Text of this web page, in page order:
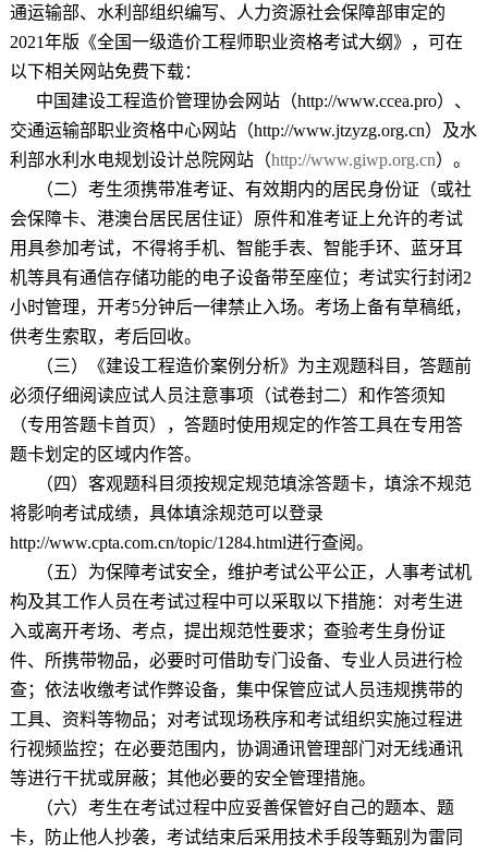
通运输部、水利部组织编写、人力资源社会保障部审定的
2021年版《全国一级造价工程师职业资格考试大纲》，可在
以下相关网站免费下载：
中国建设工程造价管理协会网站（http://www.ccea.pro）、
交通运输部职业资格中心网站（http://www.jtzyzg.org.cn）及水
利部水利水电规划设计总院网站（http://www.giwp.org.cn）。
（二）考生须携带准考证、有效期内的居民身份证（或社
会保障卡、港澳台居民居住证）原件和准考证上允许的考试
用具参加考试，不得将手机、智能手表、智能手环、蓝牙耳
机等具有通信存储功能的电子设备带至座位；考试实行封闭 2
小时管理，开考5分钟后一律禁止入场。考场上备有草稿纸，
供考生索取，考后回收。
（三）《建设工程造价案例分析》为主观题科目，答题前
必须仔细阅读应试人员注意事项（试卷封二）和作答须知
（专用答题卡首页），答题时使用规定的作答工具在专用答
题卡划定的区域内作答。
（四）客观题科目须按规定规范填涂答题卡，填涂不规范
将影响考试成绩，具体填涂规范可以登录
http://www.cpta.com.cn/topic/1284.html进行查阅。
（五）为保障考试安全，维护考试公平公正，人事考试机
构及其工作人员在考试过程中可以采取以下措施：对考生进
入或离开考场、考点，提出规范性要求；查验考生身份证
件、所携带物品，必要时可借助专门设备、专业人员进行检
查；依法收缴考试作弊设备，集中保管应试人员违规携带的
工具、资料等物品；对考试现场秩序和考试组织实施过程进
行视频监控；在必要范围内，协调通讯管理部门对无线通讯
等进行干扰或屏蔽；其他必要的安全管理措施。
（六）考生在考试过程中应妥善保管好自己的题本、题
卡，防止他人抄袭，考试结束后采用技术手段等甄别为雷同